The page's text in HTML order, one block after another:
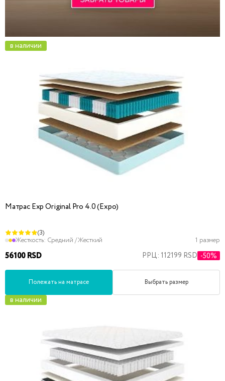
в наличии
Матрас Exp Original Pro 4.0 (Expo)
(3)
Жесткость: Средний / Жесткий 1 размер
56100 RSD РРЦ: 112199 RSD -50%
Полежать на матрасе Выбрать размер
в наличии